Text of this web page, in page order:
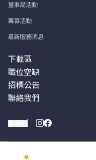
董事局活動
籌募活動
最新服務消息
下載區
職位空缺
招標公告
聯絡我們